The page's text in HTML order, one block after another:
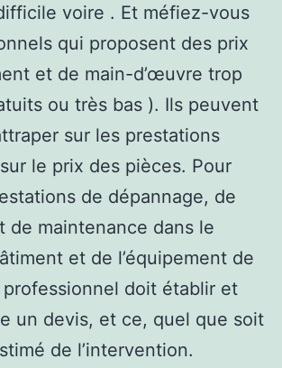
voire . Et méfiez-vous
qui proposent des prix
et de main-d’œuvre trop
ou très bas ). Ils peuvent
sur les prestations
le prix des pièces. Pour
de dépannage, de
de maintenance dans le
et de l’équipement de
professionnel doit établir et
un devis, et ce, quel que soit
de l’intervention.